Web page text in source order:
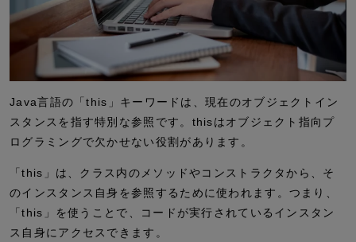
Java言語の「this」キーワードは、現在のオブジェクトイン
スタンスを指す特別な参照です。thisはオブジェクト指向プ
ログラミングで欠かせない役割があります。
「this」は、クラス内のメソッドやコンストラクタから、そ
のインスタンス自身を参照するために使われます。つまり、
「this」を使うことで、コードが実行されているインスタン
ス自身にアクセスできます。